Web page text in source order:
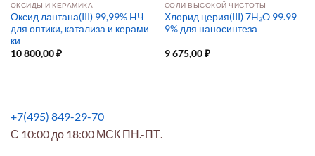
ОКСИДЫ И КЕРАМИКА
Оксид лантана(III) 99,99% HЧ
для оптики, катализа и керами
ки
10 800,00₽
СОЛИ ВЫСОКОЙ ЧИСТОТЫ
Хлорид церия(III) 7H₂O 99.99
9% для наносинтеза
9 675,00₽
+7(495) 849-29-70
С 10:00 до 18:00 МСК ПН.-ПТ.